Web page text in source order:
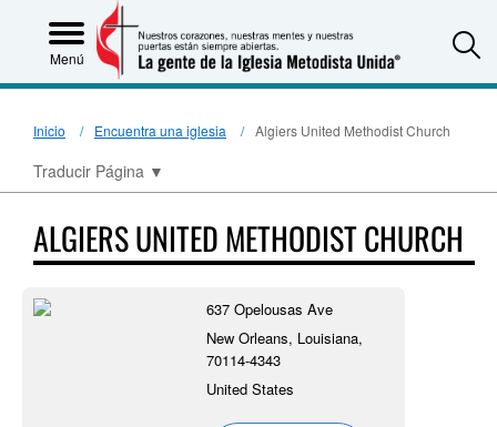
Menú
Inicio Encuentra una iglesia Algiers United Methodist Church
Traducir Página ▼
ALGIERS UNITED METHODIST CHURCH
637 Opelousas Ave
New Orleans, Louisiana,
70114-4343
United States